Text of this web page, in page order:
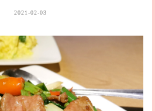
2021-02-03